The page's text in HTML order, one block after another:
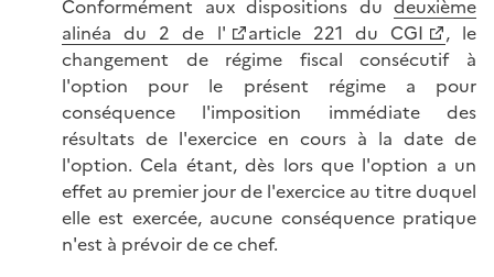
Conformément aux dispositions du deuxième
alinéa du 2 de l'
article 221 du CGI
, le
changement de régime fiscal consécutif à
l'option pour le présent régime a pour
conséquence l'imposition immédiate des
résultats de l'exercice en cours à la date de
l'option. Cela étant, dès lors que l'option a un
effet au premier jour de l'exercice au titre duquel
elle est exercée, aucune conséquence pratique
n'est à prévoir de ce chef.